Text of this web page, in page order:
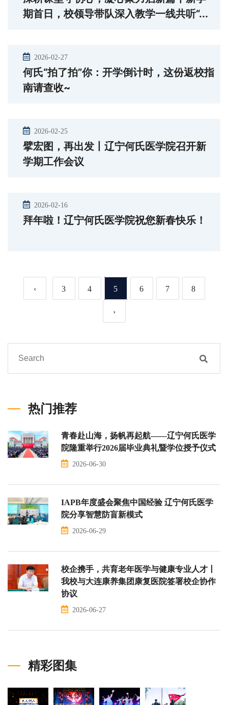
期首日，校领导带队深入教学一线共听“...
2026-02-27
何氏“拍了拍”你：开学倒计时，这份返校指
南请查收~
2026-02-25
擘宏图，再出发丨辽宁何氏医学院召开新
学期工作会议
2026-02-16
拜年啦！辽宁何氏医学院祝您新春快乐！
‹ 3 4 5 6 7 8
›
热门推荐
青春赴山海，扬帆再起航——辽宁何氏医学
院隆重举行2026届毕业典礼暨学位授予仪式
2026-06-30
IAPB年度盛会聚焦中国经验 辽宁何氏医学
院分享智慧防盲新模式
2026-06-29
校企携手，共育老年医学与健康专业人才丨
我校与大连康养集团康复医院签署校企协作
协议
2026-06-27
精彩图集